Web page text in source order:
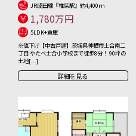
JR成田線『椎柴駅』約4,400ｍ
1,780万円
5LDK+倉庫
※値下げ【中古戸建】茨城県神栖市土合南二
丁目 やたべ土合小学校まで徒歩8分！ 90坪の
土地[...]
詳細を見る